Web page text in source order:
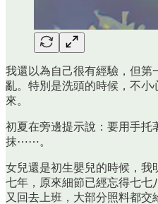
我還以為自己很有經驗，但第
亂。特別是洗頭的時候，不小
來。
初夏在旁邊提示說：要用手托
抹⋯⋯。
女兒還是初生嬰兒的時候，我
七年，原來細節已經忘得七七
又回去上班，大部分照料都交